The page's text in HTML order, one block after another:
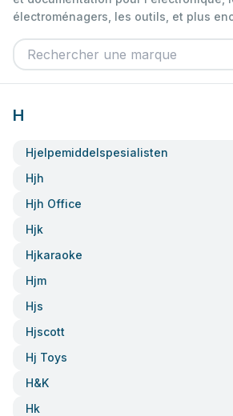
électroménagers, les outils, et plus
H
Hjelpemiddelspesialisten
Hjh
Hjh Office
Hjk
Hjkaraoke
Hjm
Hjs
Hjscott
Hj Toys
H&k
Hk